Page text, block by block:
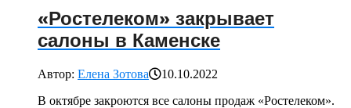
«Ростелеком» закрывает
салоны в Каменске
Автор: Елена Зотова
10.10.2022
В октябре закроются все салоны продаж «Ростелеком».